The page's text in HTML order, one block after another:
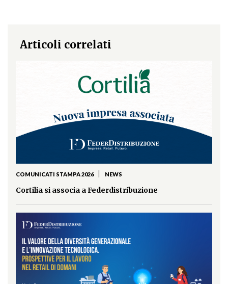
Articoli correlati
COMUNICATI STAMPA 2026 NEWS
Cortilia si associa a Federdistribuzione